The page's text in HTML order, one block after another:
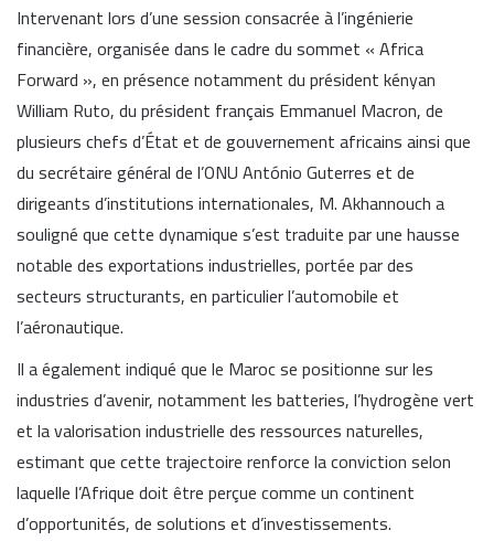
Intervenant lors d’une session consacrée à l’ingénierie
financière, organisée dans le cadre du sommet « Africa
Forward », en présence notamment du président kényan
William Ruto, du président français Emmanuel Macron, de
plusieurs chefs d’État et de gouvernement africains ainsi que
du secrétaire général de l’ONU António Guterres et de
dirigeants d’institutions internationales, M. Akhannouch a
souligné que cette dynamique s’est traduite par une hausse
notable des exportations industrielles, portée par des
secteurs structurants, en particulier l’automobile et
l’aéronautique.
Il a également indiqué que le Maroc se positionne sur les
industries d’avenir, notamment les batteries, l’hydrogène vert
et la valorisation industrielle des ressources naturelles,
estimant que cette trajectoire renforce la conviction selon
laquelle l’Afrique doit être perçue comme un continent
d’opportunités, de solutions et d’investissements.